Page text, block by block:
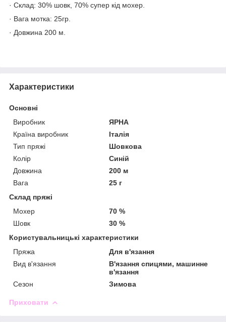
· Склад: 30% шовк, 70% супер кід мохер.
· Вага мотка: 25гр.
· Довжина 200 м.
Характеристики
Основні
Виробник
ЯРНА
Країна виробник
Італія
Тип пряжі
Шовкова
Колір
Синій
Довжина
200 м
Вага
25 г
Склад пряжі
Мохер
70 %
Шовк
30 %
Користувальницькі характеристики
Пряжа
Для в'язання
Вид в'язання
В'язання спицями, машинне
в'язання
Сезон
Зимова
Приховати